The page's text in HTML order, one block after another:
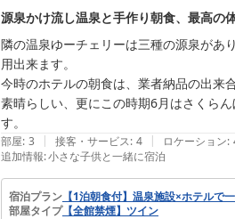
源泉かけ流し温泉と手作り朝食、最高の
隣の温泉ゆーチェリーは三種の源泉があ
用出来ます。
今時のホテルの朝食は、業者納品の出来
素晴らしい、更にこの時期6月はさくら
す。
部屋: 3 | 接客・サービス: 4 | ロケーション:
追加情報:小さな子供と一緒に宿泊
宿泊プラン 【1泊朝食付】温泉施設×ホテルで
部屋タイプ【全館禁煙】ツイン